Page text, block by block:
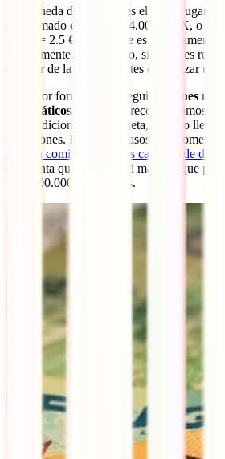
La moneda de Uganda es el chelín
aproximado es de 1 € = 4.000 UGX, o lo
UGX = 2.5 €. Por lo que es relativamente
mentalmente. Pese a todo, siempre es
al valor de la moneda antes de realizar un
La mejor forma de conseguir
chelines
automáticos , aunque te recomendamos
las condiciones de tu tarjeta, para no
comisiones. Para estos casos es
aplican comisiones en los cambios de
en cuenta que la cantidad máxima que
de 1.000.000 de chelines.